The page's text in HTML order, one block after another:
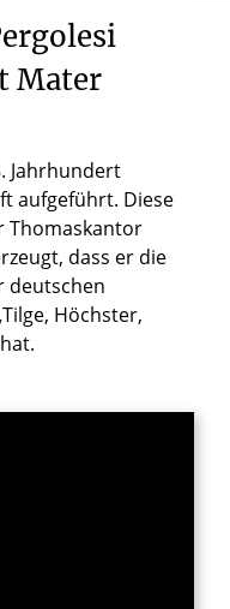
Mater
Jahrhundert
aufgeführt. Diese
Thomaskantor
dass er die
deutschen
Höchster,